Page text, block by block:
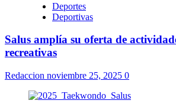
Deportes
Deportivas
Salus amplía su oferta de
recreativas
Redaccion noviembre 25, 2025 0